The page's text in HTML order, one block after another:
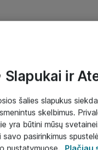
Slapukai ir
šalies slapukus
skelbimus.
yra būtini mūsų
pasirinkimus
nustatymuose.
Plačiau